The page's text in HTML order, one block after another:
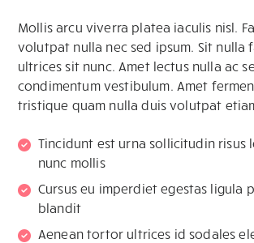
Mollis arcu viverra platea iaculis nisl.
volutpat nulla nec sed ipsum. Sit nulla
ultrices sit nunc. Amet lectus nulla ac
condimentum vestibulum. Amet
tristique quam nulla duis volutpat
Tincidunt est urna sollicitudin risus
nunc mollis
Cursus eu imperdiet egestas ligula
blandit
Aenean tortor ultrices id sodales